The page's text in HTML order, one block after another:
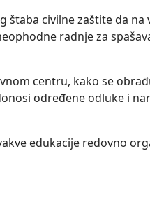
štaba civilne zaštite da na
radnje za
centru, kako se
određene odluke i
edukacije redovno